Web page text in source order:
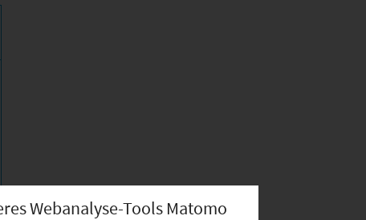
Webanalyse-Tools Matomo